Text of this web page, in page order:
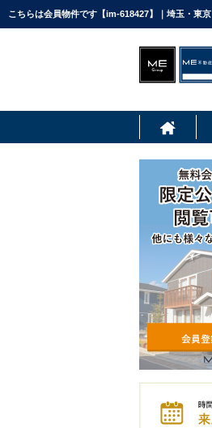
こちらは会員物件です【im-618427】｜埼玉・東